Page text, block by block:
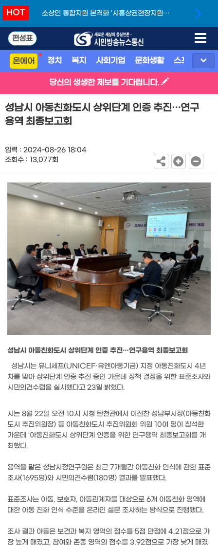
HOT
소상인 통합지원 본격화 ‘시흥상권현장지원단’
편성표
온에어 정치 복지 사회기업 문화생활 스포츠 지
당신의 생생한 제보를 기다립니다.
성남시 아동친화도시 상위단계 인증 추진…연구
용역 최종보고회
입력 : 2024-08-26 18:04
조회수 : 13,077회
성남시 아동친화도시 상위단계 인증 추진…연구용역 최종보고회
성남시는 유니세프(UNICEF·유엔아동기금) 지정 아동친화도시 4년
차를 맞아 상위단계 인증 추진 중인 가운데 정책 결정을 위한 표준조사와
시민의견수렴을 실시했다고 23일 밝혔다.
시는 8월 22일 오전 10시 시청 탄천관에서 이진찬 성남부시장(아동친화
도시 추진위원장) 등 아동친화도시 추진위원회 위원 10여 명이 참석한
가운데 ‘아동친화도시 상위단계 인증을 위한 연구용역 최종보고회를 개
최했다.
용역을 맡은 성남시정연구원은 최근 7개월간 아동친화 인식에 관한 표준
조사(1695명)와 시민의견수렴(180명) 결과를 발표했다.
표준조사는 아동, 보호자, 아동관계자를 대상으로 6개 아동친화 영역에
대한 아동 친화 인식 수준을 온라인 설문 조사하는 방식으로 진행됐다.
조사 결과 아동은 보건과 복지 영역의 점수를 5점 만점에 4.21점으로 가
장 높게 매겼고, 참여와 존중 영역의 점수를 3.92점으로 가장 낮게 매겼